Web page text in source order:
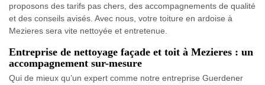
proposons des tarifs pas chers, des accompagnements de qualité
et des conseils avisés. Avec nous, votre toiture en ardoise à
Mezieres sera vite nettoyée et entretenue.
Entreprise de nettoyage façade et toit à Mezieres : un
accompagnement sur-mesure
Qui de mieux qu’un expert comme notre entreprise Guerdener